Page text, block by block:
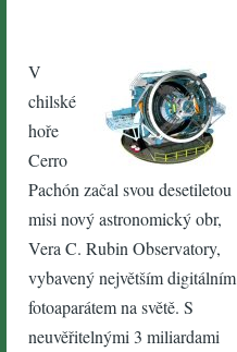
V
chilské
hoře
Cerro
Pachón začal svou desetiletou
misi nový astronomický obr,
Vera C. Rubin Observatory,
vybavený největším digitálním
fotoaparátem na světě. S
neuvěřitelnými 3 miliardami